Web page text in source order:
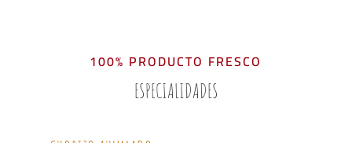
100% PRODUCTO FRESCO
ESPECIALIDADES